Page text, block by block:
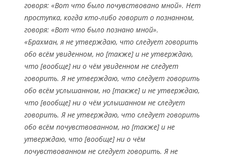
говоря: «Вот что было почувствовано мной». Нет
проступка, когда кто-либо говорит о познанном,
говоря: «Вот что было познано мной».
«Брахман, я не утверждаю, что следует говорить
обо всём увиденном, но [также] и не утверждаю,
что [вообще] ни о чём увиденном не следует
говорить. Я не утверждаю, что следует говорить
обо всём услышанном, но [также] и не утверждаю,
что [вообще] ни о чём услышанном не следует
говорить. Я не утверждаю, что следует говорить
обо всём почувствованном, но [также] и не
утверждаю, что [вообще] ни о чём
почувствованном не следует говорить. Я не